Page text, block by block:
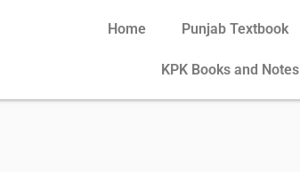
Home Punjab Textbook
KPK Books and Notes